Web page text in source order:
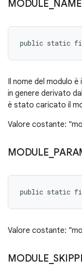
MODULE NAME
public static
Il nome del modulo
in genere derivato
è stato caricato il
Valore costante:
MODULE
public static final
Valore costante:
MODULE _